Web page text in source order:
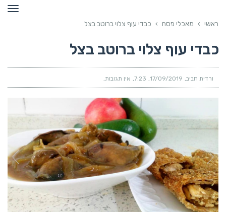
ראשי › מאכלי פסח › כבדי עוף צלוי ברוטב בצל
כבדי עוף צלוי ברוטב בצל
ורדית חביב 17/09/2019
7:23 אין תגובות